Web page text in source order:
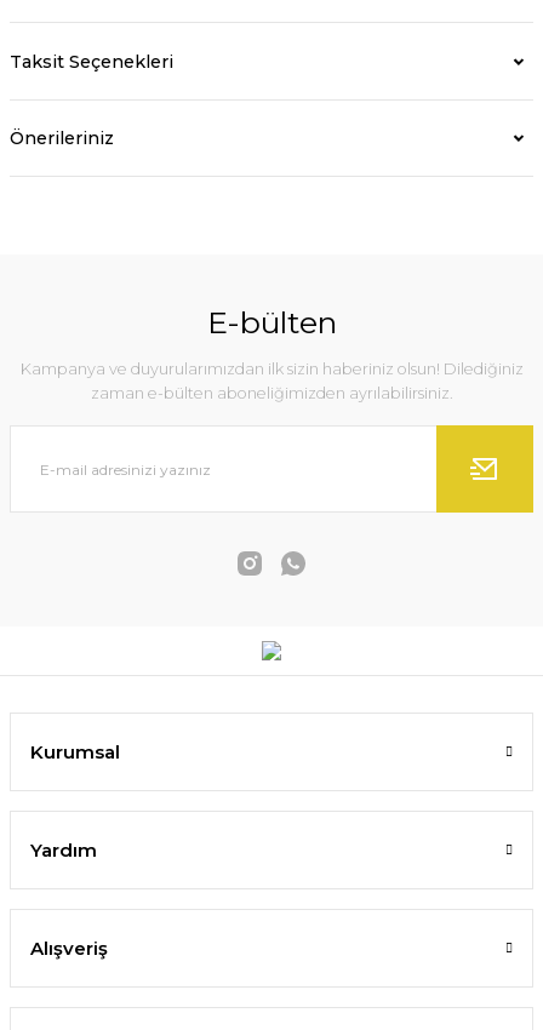
Taksit Seçenekleri
Önerileriniz
E-bülten
Kampanya ve duyurularımızdan ilk sizin haberiniz olsun! Dilediğiniz
zaman e-bülten aboneliğimizden ayrılabilirsiniz.
Kurumsal
Yardım
Alışveriş